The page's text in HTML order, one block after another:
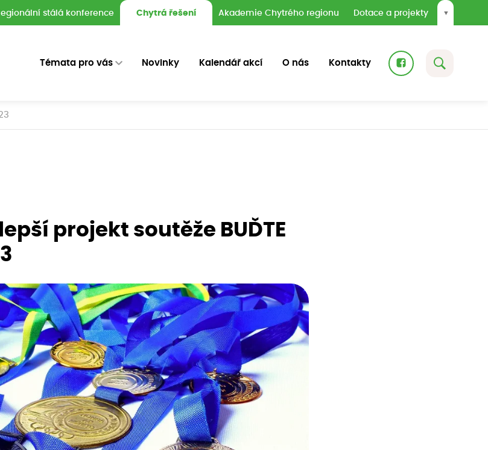
stálá konference Chytrá řešení Akademie Chytrého regionu Dotace a projekty ▼
Témata pro vás Novinky Kalendář akcí O nás Kontakty
projekt soutěže BUĎTE